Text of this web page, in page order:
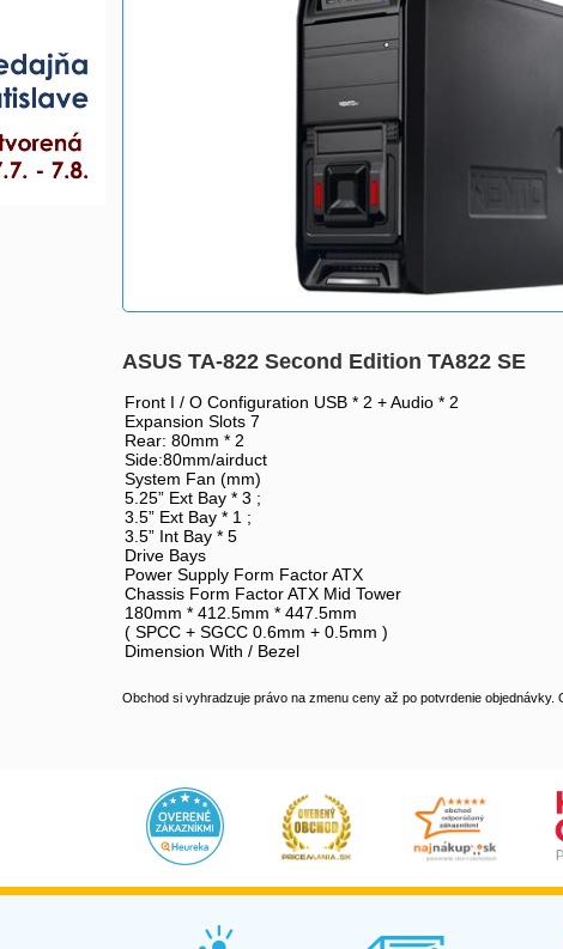
ASUS TA-822 Second Edition TA822 SE
Front I / O Configuration USB * 2 + Audio * 2
Expansion Slots 7
Rear: 80mm * 2
Side:80mm/airduct
System Fan (mm)
5.25” Ext Bay * 3 ;
3.5” Ext Bay * 1 ;
3.5” Int Bay * 5
Drive Bays
Power Supply Form Factor ATX
Chassis Form Factor ATX Mid Tower
180mm * 412.5mm * 447.5mm
( SPCC + SGCC 0.6mm + 0.5mm )
Dimension With / Bezel
Obchod si vyhradzuje právo na zmenu ceny až po potvrdenie objednávky.